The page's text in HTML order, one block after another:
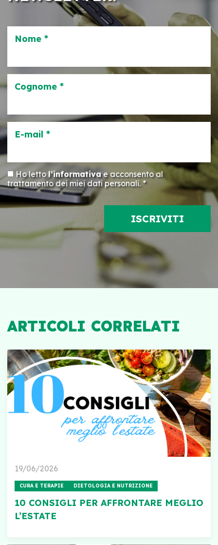
Nome *
Cognome *
E-mail *
Ho lettol’informativae acconsento al
trattamento dei miei dati personali. *
ARTICOLI CORRELATI
19/06/2026
CURA E TERAPIE DIETOLOGIA E NUTRIZIONE
10 CONSIGLI PER AFFRONTARE MEGLIO
L’ESTATE